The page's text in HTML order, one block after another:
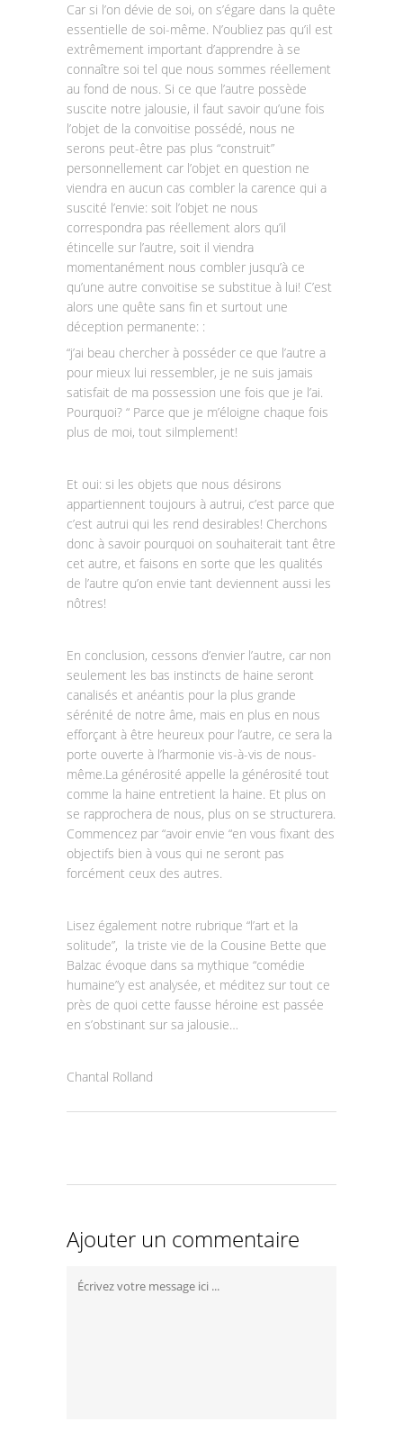
Car si l’on dévie de soi, on s’égare dans la quête
essentielle de soi-même. N’oubliez pas qu’il est
extrêmement important d’apprendre à se
connaître soi tel que nous sommes réellement
au fond de nous. Si ce que l’autre possède
suscite notre jalousie, il faut savoir qu’une fois
l’objet de la convoitise possédé, nous ne
serons peut-être pas plus “construit”
personnellement car l’objet en question ne
viendra en aucun cas combler la carence qui a
suscité l’envie: soit l’objet ne nous
correspondra pas réellement alors qu’il
étincelle sur l’autre, soit il viendra
momentanément nous combler jusqu’à ce
qu’une autre convoitise se substitue à lui! C’est
alors une quête sans fin et surtout une
déception permanente: :
“j’ai beau chercher à posséder ce que l’autre a
pour mieux lui ressembler, je ne suis jamais
satisfait de ma possession une fois que je l’ai.
Pourquoi? “ Parce que je m’éloigne chaque fois
plus de moi, tout silmplement!
Et oui: si les objets que nous désirons
appartiennent toujours à autrui, c’est parce que
c’est autrui qui les rend desirables! Cherchons
donc à savoir pourquoi on souhaiterait tant être
cet autre, et faisons en sorte que les qualités
de l’autre qu’on envie tant deviennent aussi les
nôtres!
En conclusion, cessons d’envier l’autre, car non
seulement les bas instincts de haine seront
canalisés et anéantis pour la plus grande
sérénité de notre âme, mais en plus en nous
efforçant à être heureux pour l’autre, ce sera la
porte ouverte à l’harmonie vis-à-vis de nous-
même.La générosité appelle la générosité tout
comme la haine entretient la haine. Et plus on
se rapprochera de nous, plus on se structurera.
Commencez par “avoir envie “en vous fixant des
objectifs bien à vous qui ne seront pas
forcément ceux des autres.
Lisez également notre rubrique “l’art et la
solitude”, la triste vie de la Cousine Bette que
Balzac évoque dans sa mythique “comédie
humaine”y est analysée, et méditez sur tout ce
près de quoi cette fausse héroine est passée
en s’obstinant sur sa jalousie…
Chantal Rolland
Ajouter un commentaire